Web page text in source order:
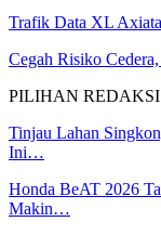
Trafik Data XL
Cegah Risiko
PILIHAN REDAKSI
Tinjau Lahan
Ini…
Honda BeAT 2026
Makin…